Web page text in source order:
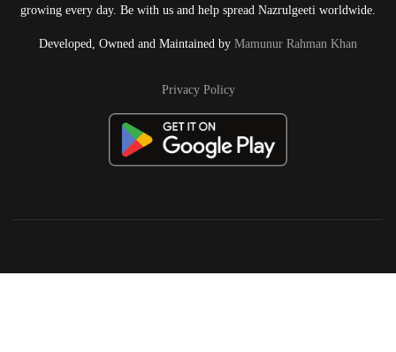
growing every day. Be with us and help spread Nazrulgeeti worldwide.
Developed, Owned and Maintained by Mamunur Rahman Khan
Privacy Policy